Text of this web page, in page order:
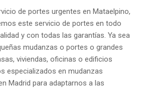
de portes urgentes en Mataelpino,
este servicio de portes en todo
y con todas las garantías. Ya sea
mudanzas o portes o grandes
viviendas, oficinas o edificios
especializados en mudanzas
Madrid para adaptarnos a las